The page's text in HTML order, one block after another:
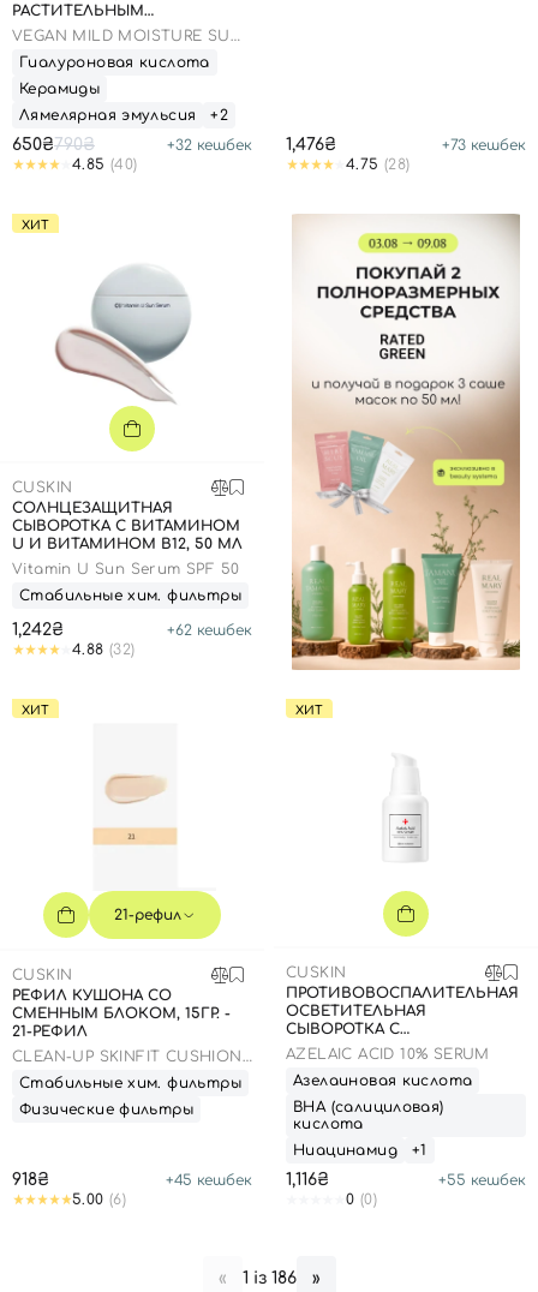
РАСТИТЕЛЬНЫМ
СКВАЛАНОМ, 50 МЛ
VEGAN MILD MOISTURE SUN
SPF 50+ PA++++
Гиалуроновая кислота
Керамиды
Лямелярная эмульсия
+2
650₴790₴ +32 кешбек
4.85 (40)
1,476₴ +73 кешбек
4.75 (28)
ХИТ
CUSKIN
СОЛНЦЕЗАЩИТНАЯ
СЫВОРОТКА С ВИТАМИНОМ
U И ВИТАМИНОМ В12, 50 МЛ
Vitamin U Sun Serum SPF 50
Стабильные хим. фильтры
1,242₴ +62 кешбек
4.88 (32)
ХИТ
21-рефил
CUSKIN
РЕФИЛ КУШОНА СО
СМЕННЫМ БЛОКОМ, 15ГР. -
21-РЕФИЛ
CLEAN-UP SKINFIT CUSHION
PACT (SPF 50+/PA+++)
Стабильные хим. фильтры
Физические фильтры
918₴ +45 кешбек
5.00 (6)
ХИТ
CUSKIN
ПРОТИВОВОСПАЛИТЕЛЬНАЯ
ОСВЕТИТЕЛЬНАЯ
СЫВОРОТКА С
АЗЕЛАИНОВОЙ КИСЛОТОЙ,
AZELAIC ACID 10% SERUM
Азелаиновая кислота
ВНА (салициловая)
кислота
Ниацинамид
+1
1,116₴ +55 кешбек
0 (0)
« 1 із 186 »
Отправляя форму для авторизации/регистрации, вы
принимаете условия
Пользовательские соглашения
Войти с помощью e-mail